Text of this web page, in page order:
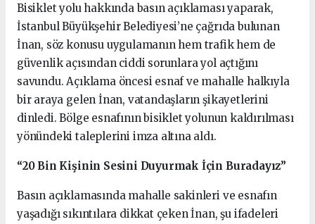
Bisiklet yolu hakkında basın açıklaması yaparak,
İstanbul Büyükşehir Belediyesi’ne çağrıda bulunan
İnan, söz konusu uygulamanın hem trafik hem de
güvenlik açısından ciddi sorunlara yol açtığını
savundu. Açıklama öncesi esnaf ve mahalle halkıyla
bir araya gelen İnan, vatandaşların şikayetlerini
dinledi. Bölge esnafının bisiklet yolunun kaldırılması
yönündeki taleplerini imza altına aldı.
“20 Bin Kişinin Sesini Duyurmak İçin Buradayız”
Basın açıklamasında mahalle sakinleri ve esnafın
yaşadığı sıkıntılara dikkat çeken İnan, şu ifadeleri